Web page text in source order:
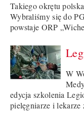
Takiego okrętu
Wybraliśmy się do
powstaje ORP
W
edycja szkolenia
pielęgniarze i